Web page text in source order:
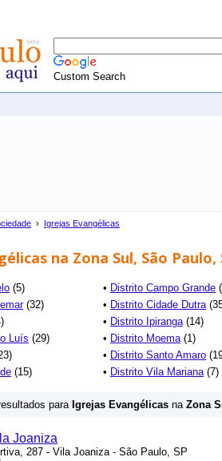
Custom Search
› Igrejas Evangélicas
na Zona Sul, São Paulo,
(5) • Distrito Campo Grande
(32) • Distrito Cidade Dutra
• Distrito Ipiranga(14)
Luís (29) • Distrito Moema(1)
• Distrito Santo Amaro
(15) • Distrito Vila Mariana(7)
para Igrejas Evangélicas na Zona
Joaniza
287 - Vila Joaniza - São Paulo, SP